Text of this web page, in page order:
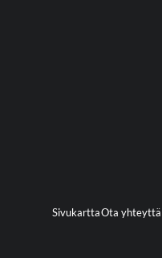
SivukarttaOta yhteyttä